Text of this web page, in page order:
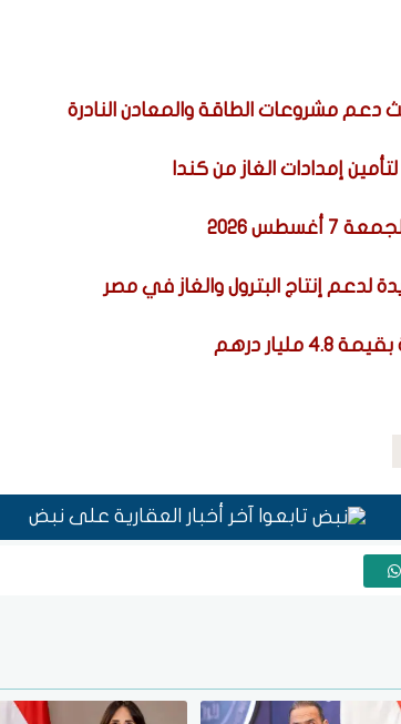
مشروعات الطاقة والمعادن النادرة
إمدادات الغاز من كندا
2026
تابعوا آخر أخبار العقارية على نبض